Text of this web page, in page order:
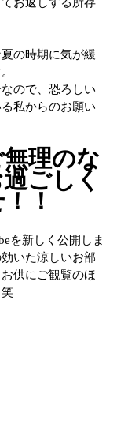
の時期に気が緩
ので、恐ろしい
私からのお願い
理のな
ごしく
！
を新しく公開しま
いた涼しいお部
供にご観覧のほ